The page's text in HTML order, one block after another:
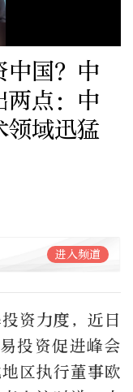
中国？中
两点：中
领域迅猛
进入频道
资力度，近日
投资促进峰会
区执行董事欧